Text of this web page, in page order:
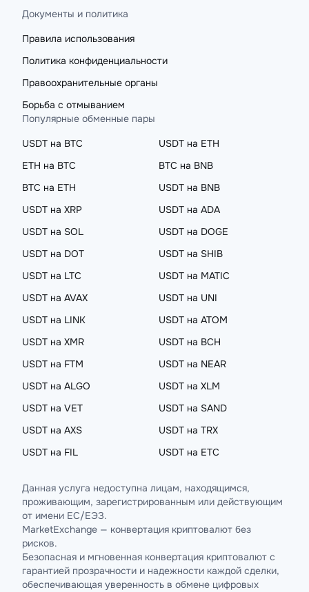
Документы и политика
Правила использования
Политика конфиденциальности
Правоохранительные органы
Борьба с отмыванием
Популярные обменные пары
USDT на BTC
USDT на ETH
ETH на BTC
BTC на BNB
BTC на ETH
USDT на BNB
USDT на XRP
USDT на ADA
USDT на SOL
USDT на DOGE
USDT на DOT
USDT на SHIB
USDT на LTC
USDT на MATIC
USDT на AVAX
USDT на UNI
USDT на LINK
USDT на ATOM
USDT на XMR
USDT на BCH
USDT на FTM
USDT на NEAR
USDT на ALGO
USDT на XLM
USDT на VET
USDT на SAND
USDT на AXS
USDT на TRX
USDT на FIL
USDT на ETC
Данная услуга недоступна лицам, находящимся,
проживающим, зарегистрированным или действующим
от имени ЕС/ЕЭЗ.
MarketExchange — конвертация криптовалют без
рисков.
Безопасная и мгновенная конвертация криптовалют с
гарантией прозрачности и надежности каждой сделки,
обеспечивающая уверенность в обмене цифровых